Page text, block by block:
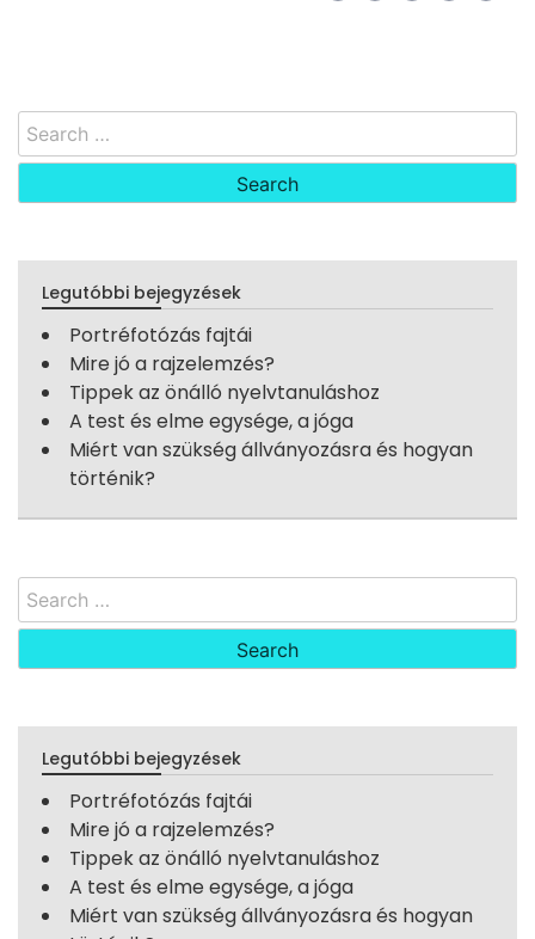
Search
for:
Legutóbbi bejegyzések
Portréfotózás fajtái
Mire jó a rajzelemzés?
Tippek az önálló nyelvtanuláshoz
A test és elme egysége, a jóga
Miért van szükség állványozásra és hogyan
történik?
Search
for:
Legutóbbi bejegyzések
Portréfotózás fajtái
Mire jó a rajzelemzés?
Tippek az önálló nyelvtanuláshoz
A test és elme egysége, a jóga
Miért van szükség állványozásra és hogyan